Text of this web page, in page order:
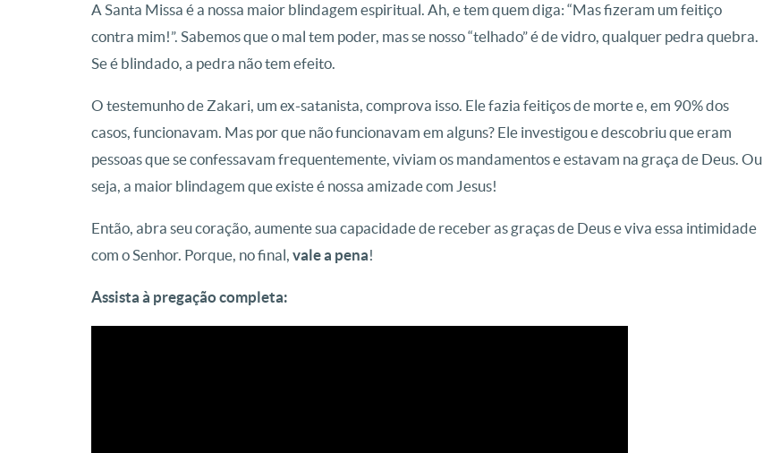
A Santa Missa é a nossa maior blindagem espiritual. Ah, e tem quem diga: “Mas fizeram um feitiço
contra mim!”. Sabemos que o mal tem poder, mas se nosso “telhado” é de vidro, qualquer pedra quebra.
Se é blindado, a pedra não tem efeito.
O testemunho de Zakari, um ex-satanista, comprova isso. Ele fazia feitiços de morte e, em 90% dos
casos, funcionavam. Mas por que não funcionavam em alguns? Ele investigou e descobriu que eram
pessoas que se confessavam frequentemente, viviam os mandamentos e estavam na graça de Deus. Ou
seja, a maior blindagem que existe é nossa amizade com Jesus!
Então, abra seu coração, aumente sua capacidade de receber as graças de Deus e viva essa intimidade
com o Senhor. Porque, no final, vale a pena!
Assista à pregação completa: